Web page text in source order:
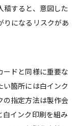
稿すると、意図した
りになるリスクがあ
ードと同様に重要な
箇所には白インク
の指定方法は製作会
白インク印刷を組み